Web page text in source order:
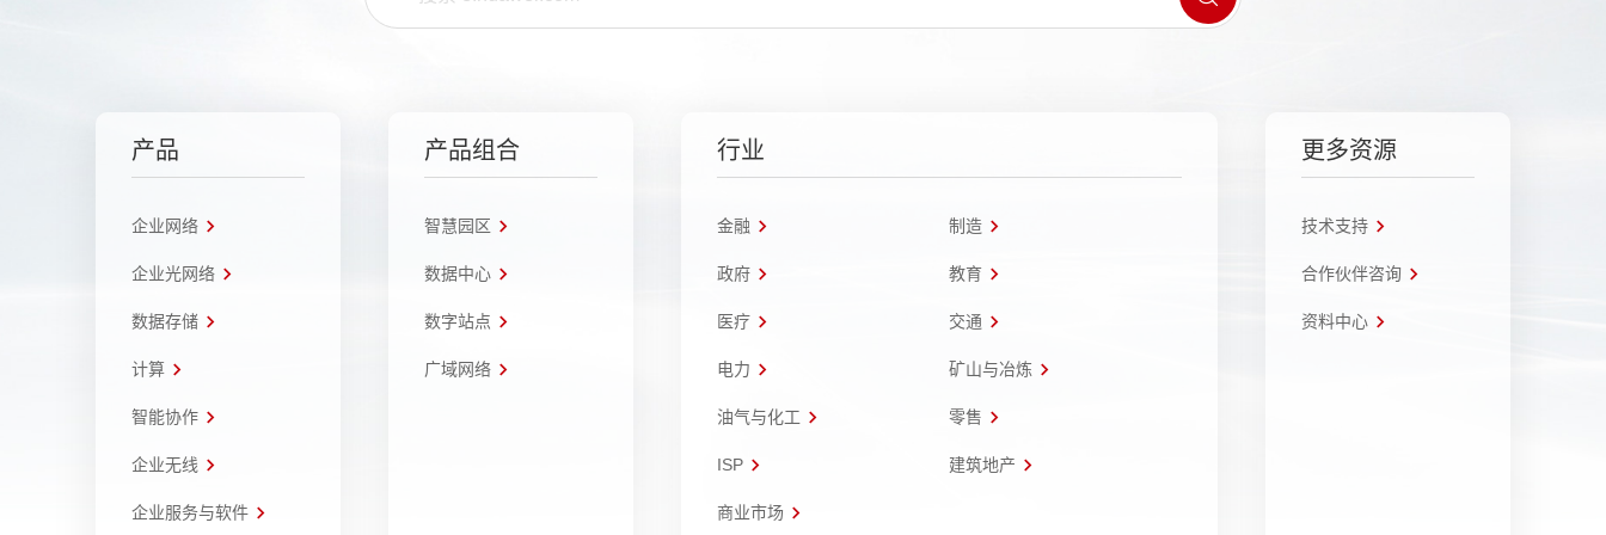
产品
企业网络
企业光网络
数据存储
计算
智能协作
企业无线
企业服务与软件
产品组合
智慧园区
数据中心
数字站点
广域网络
行业
金融 制造
政府 教育
医疗 交通
电力 矿山与冶炼
油气与化工 零售
ISP 建筑地产
商业市场
更多资源
技术支持
合作伙伴咨询
资料中心